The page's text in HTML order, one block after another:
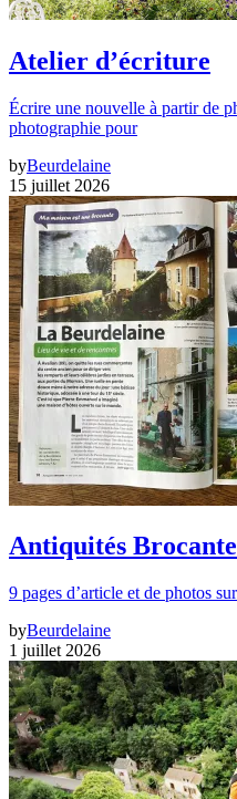
Atelier d’écriture
Écrire une nouvelle à partir de
photographie pour
byBeurdelaine
15 juillet 2026
Antiquités
9 pages d’article et de photos
byBeurdelaine
1 juillet 2026